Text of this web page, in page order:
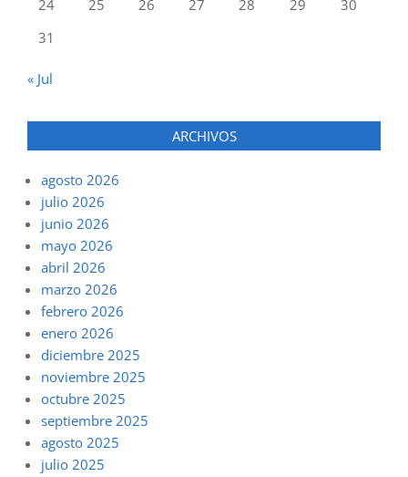
24
25 26 27 28 29
30
31
« Jul
ARCHIVOS
agosto 2026
julio 2026
junio 2026
mayo 2026
abril 2026
marzo 2026
febrero 2026
enero 2026
diciembre 2025
noviembre 2025
octubre 2025
septiembre 2025
agosto 2025
julio 2025